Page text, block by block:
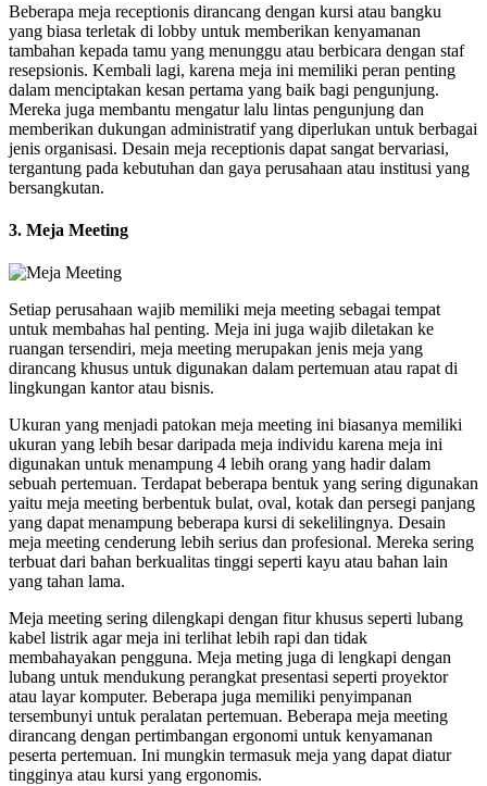
Beberapa meja receptionis dirancang dengan kursi atau bangku
yang biasa terletak di lobby untuk memberikan kenyamanan
tambahan kepada tamu yang menunggu atau berbicara dengan staf
resepsionis. Kembali lagi, karena meja ini memiliki peran penting
dalam menciptakan kesan pertama yang baik bagi pengunjung.
Mereka juga membantu mengatur lalu lintas pengunjung dan
memberikan dukungan administratif yang diperlukan untuk berbagai
jenis organisasi. Desain meja receptionis dapat sangat bervariasi,
tergantung pada kebutuhan dan gaya perusahaan atau institusi yang
bersangkutan.
3. Meja Meeting
Setiap perusahaan wajib memiliki meja meeting sebagai tempat
untuk membahas hal penting. Meja ini juga wajib diletakan ke
ruangan tersendiri, meja meeting merupakan jenis meja yang
dirancang khusus untuk digunakan dalam pertemuan atau rapat di
lingkungan kantor atau bisnis.
Ukuran yang menjadi patokan meja meeting ini biasanya memiliki
ukuran yang lebih besar daripada meja individu karena meja ini
digunakan untuk menampung 4 lebih orang yang hadir dalam
sebuah pertemuan. Terdapat beberapa bentuk yang sering digunakan
yaitu meja meeting berbentuk bulat, oval, kotak dan persegi panjang
yang dapat menampung beberapa kursi di sekelilingnya. Desain
meja meeting cenderung lebih serius dan profesional. Mereka sering
terbuat dari bahan berkualitas tinggi seperti kayu atau bahan lain
yang tahan lama.
Meja meeting sering dilengkapi dengan fitur khusus seperti lubang
kabel listrik agar meja ini terlihat lebih rapi dan tidak
membahayakan pengguna. Meja meting juga di lengkapi dengan
lubang untuk mendukung perangkat presentasi seperti proyektor
atau layar komputer. Beberapa juga memiliki penyimpanan
tersembunyi untuk peralatan pertemuan. Beberapa meja meeting
dirancang dengan pertimbangan ergonomi untuk kenyamanan
peserta pertemuan. Ini mungkin termasuk meja yang dapat diatur
tingginya atau kursi yang ergonomis.